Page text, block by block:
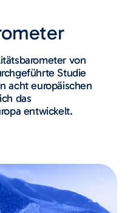
von
Studie
acht europäischen
das
entwickelt.